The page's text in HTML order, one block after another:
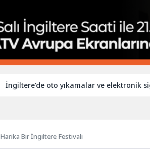
oto yıkamalar ve elektronik sigara
Bir İngiltere Festivali